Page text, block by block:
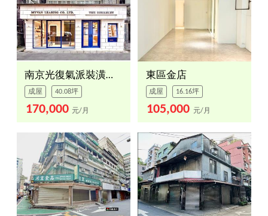
南京光復氣派裝潢金店面
成屋 40.08坪
170,000 元/月
東區金店
成屋 16.16坪
105,000 元/月